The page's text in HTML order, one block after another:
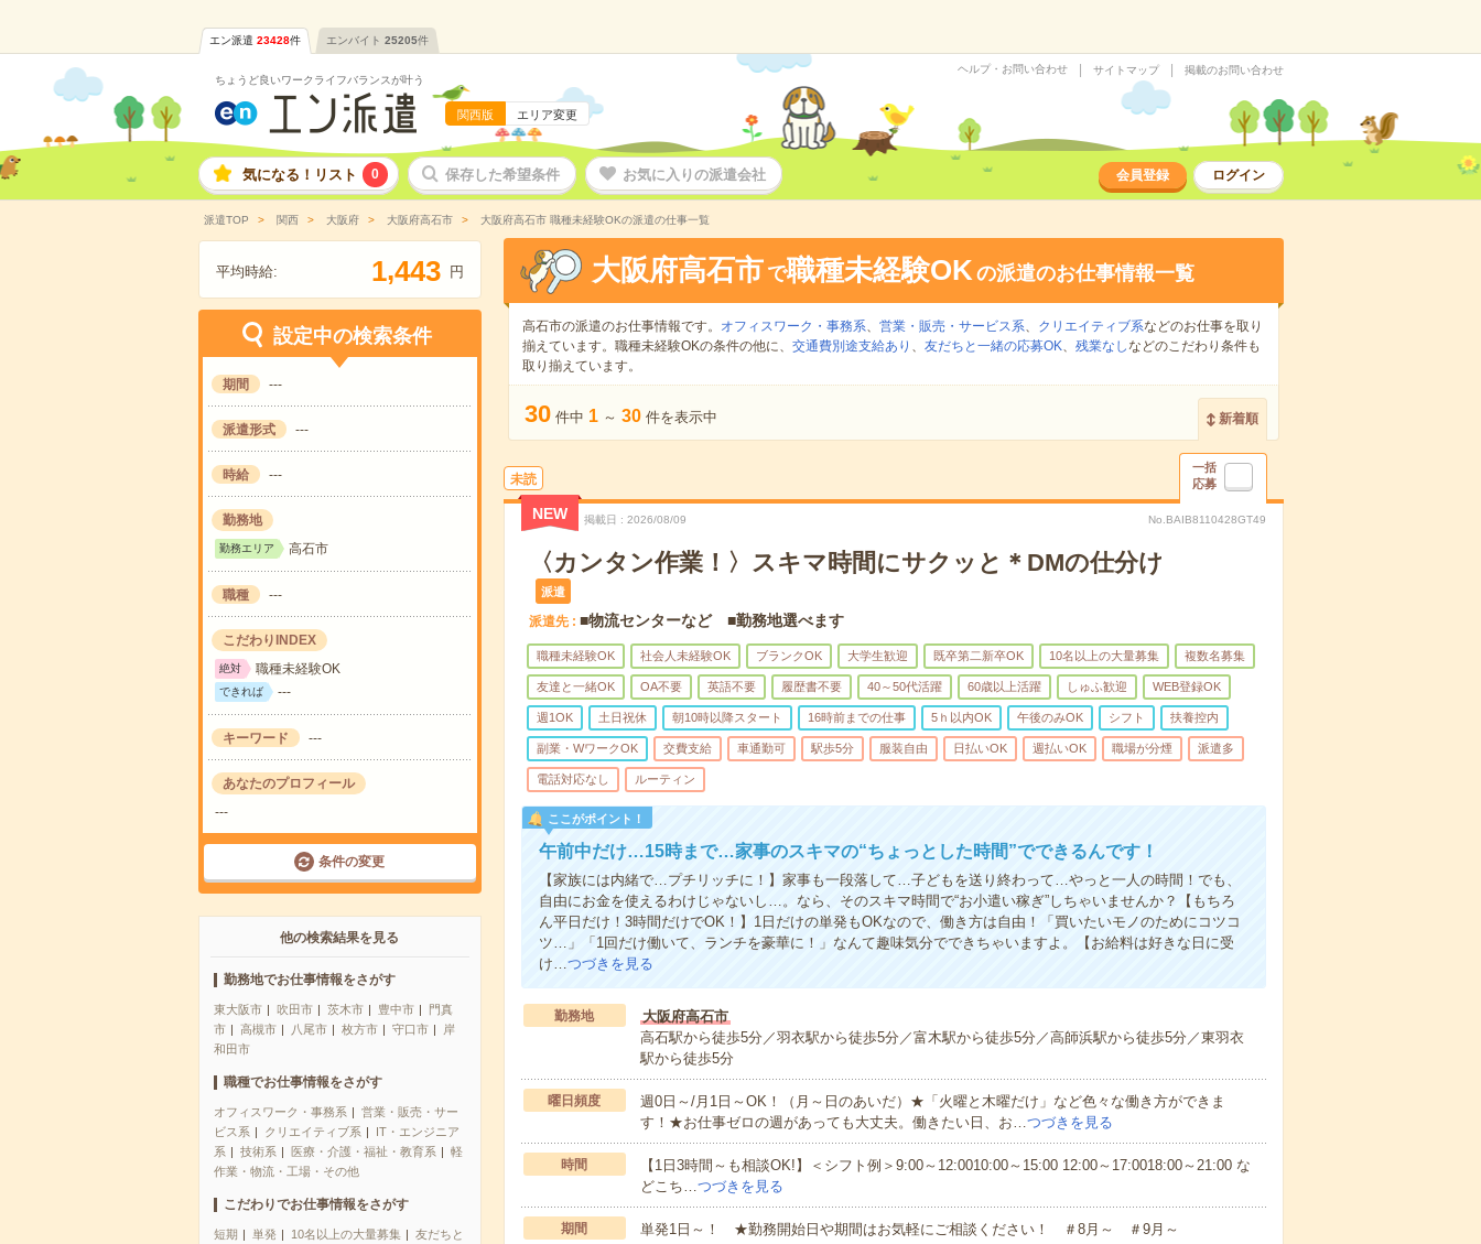
エン派遣 23428件 エンバイト 25205件
ちょうど良いワークライフバランスが叶う
関西版 エリア変更
ヘルプ・お問い合わせ サイトマップ 掲載のお問い合わせ
気になる！リスト 0 保存した希望条件 お気に入りの派遣会社 会員登録 ログイン
派遣TOP 関西 大阪府 大阪府高石市 大阪府高石市 職種未経験OKの派遣の仕事一覧
平均時給: 1,443 円
設定中の検索条件
期間 ---
派遣形式 ---
時給 ---
勤務地
勤務エリア 高石市
職種 ---
こだわりINDEX
絶対 職種未経験OK
できれば ---
キーワード ---
あなたのプロフィール
---
条件の変更
他の検索結果を見る
勤務地でお仕事情報をさがす
東大阪市 吹田市 茨木市 豊中市
門真
市
高槻市 八尾市 枚方市 守口市
岸
和田市
職種でお仕事情報をさがす
オフィスワーク・事務系
営業・販売・サー
ビス系
クリエイティブ系
IT・エンジニア
系
技術系 医療・介護・福祉・教育系
軽
作業・物流・工場・その他
こだわりでお仕事情報をさがす
短期 単発 10名以上の大量募集
友だちと
大阪府高石市 で職種未経験OKの派遣のお仕事情報一覧
高石市の派遣のお仕事情報です。 オフィスワーク・事務系、 営業・販売・サービス系、 クリエイティブ系などのお仕事を取り
揃えています。職種未経験OKの条件の他に、 交通費別途支給あり 、 友だちと一緒の応募OK、 残業なしなどのこだわり条件も
取り揃えています。
30 件中 1 ～ 30 件を表示中 新着順
未読
一括
応募
NEW 掲載日 2026/08/09 No.BAIB8110428GT49
〈カンタン作業！〉スキマ時間にサクッと＊DMの仕分け
派遣
派遣先 ■物流センターなど ■勤務地選べます
職種未経験OK 社会人未経験OK ブランクOK 大学生歓迎 既卒第二新卒OK 10名以上の大量募集 複数名募集
友達と一緒OK OA不要 英語不要 履歴書不要 40～50代活躍 60歳以上活躍 しゅふ歓迎 WEB登録OK
週1OK 土日祝休 朝10時以降スタート 16時前までの仕事 5ｈ以内OK 午後のみOK シフト 扶養控内
副業・WワークOK 交費支給 車通勤可 駅歩5分 服装自由 日払いOK 週払いOK 職場が分煙 派遣多
電話対応なし ルーティン
ここがポイント！
午前中だけ…15時まで…家事のスキマの“ちょっとした時間”でできるんです！
【家族には内緒で…プチリッチに！】家事も一段落して…子どもを送り終わって…やっと一人の時間！でも、
自由にお金を使えるわけじゃないし…。なら、そのスキマ時間で“お小遣い稼ぎ”しちゃいませんか？【もちろ
ん平日だけ！3時間だけでOK！】1日だけの単発もOKなので、働き方は自由！「買いたいモノのためにコツコ
ツ…」「1回だけ働いて、ランチを豪華に！」なんて趣味気分でできちゃいますよ。【お給料は好きな日に受
け…つづきを見る
勤務地
大阪府高石市
高石駅から徒歩5分／羽衣駅から徒歩5分／富木駅から徒歩5分／高師浜駅から徒歩5分／東羽衣
駅から徒歩5分
曜日頻度
週0日～/月1日～OK！（月～日のあいだ）★「火曜と木曜だけ」など色々な働き方ができま
す！★お仕事ゼロの週があっても大丈夫。働きたい日、お…つづきを見る
時間
【1日3時間～も相談OK!】＜シフト例＞9:00～12:0010:00～15:00 12:00～17:0018:00～21:00 な
どこち…つづきを見る
期間 単発1日～！ ★勤務開始日や期間はお気軽にご相談ください！ ＃8月～ ＃9月～